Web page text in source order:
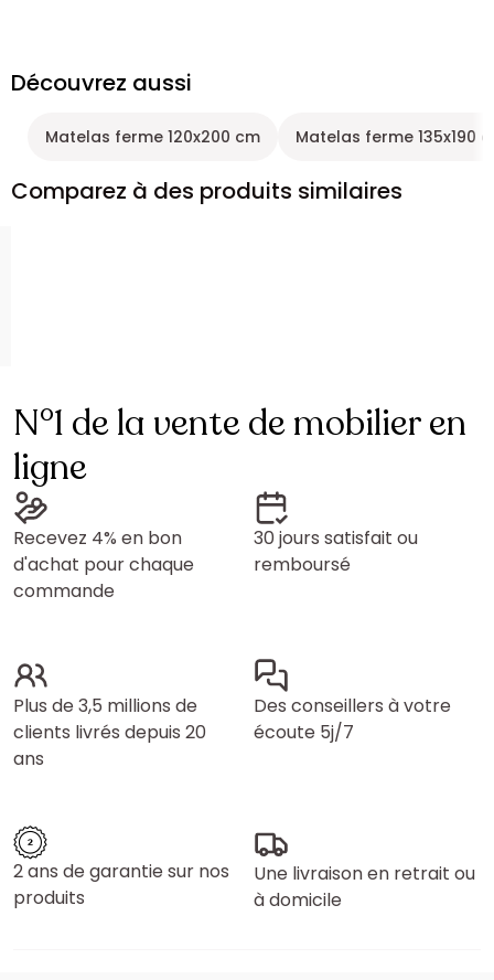
Découvrez aussi
Matelas ferme 120x200 cm Matelas ferme 135x190
Comparez à des produits similaires
N°1 de la vente de mobilier en
ligne
Recevez 4% en bon
d'achat pour chaque
commande
30 jours satisfait ou
remboursé
Plus de 3,5 millions de
clients livrés depuis 20
ans
Des conseillers à votre
écoute 5j/7
2 ans de garantie sur nos
produits
Une livraison en retrait ou
à domicile